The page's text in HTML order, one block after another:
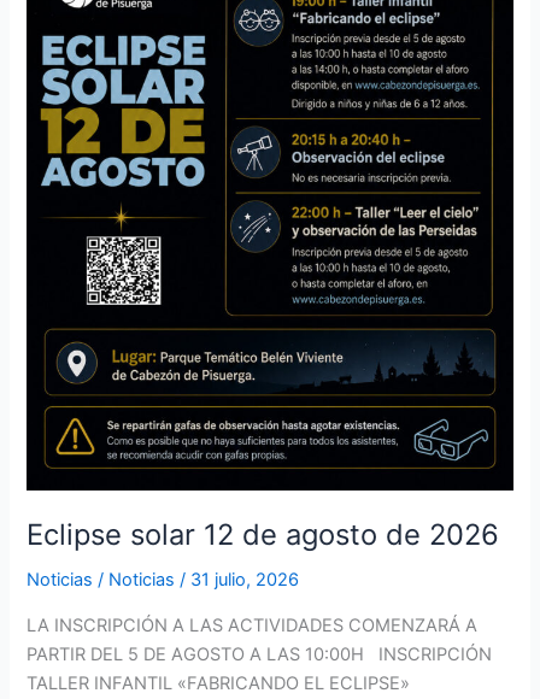
Eclipse solar 12 de agosto de 2026
Noticias / Noticias/ 31 julio, 2026
LA INSCRIPCIÓN A LAS ACTIVIDADES COMENZARÁ A
PARTIR DEL 5 DE AGOSTO A LAS 10:00H INSCRIPCIÓN
TALLER INFANTIL «FABRICANDO EL ECLIPSE»